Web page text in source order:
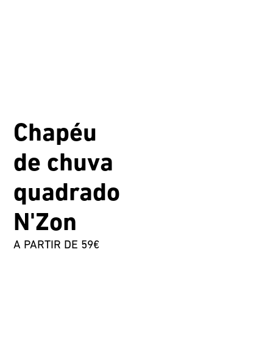
Chapéu
de chuva
quadrado
N'Zon
A PARTIR DE 59€